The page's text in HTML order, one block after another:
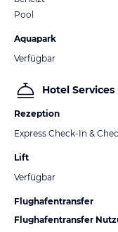
Pool
Aquapark
Verfügbar
Hotel Services
Rezeption
Express Check-In &
Lift
Verfügbar
Flughafentransfer
Flughafentransfer